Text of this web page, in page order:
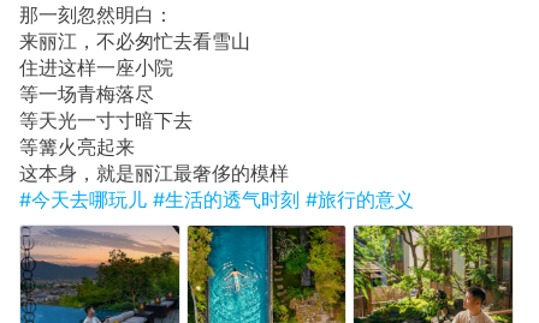
那一刻忽然明白：
来丽江，不必匆忙去看雪山
住进这样一座小院
等一场青梅落尽
等天光一寸寸暗下去
等篝火亮起来
这本身，就是丽江最奢侈的模样
#今天去哪玩儿 #生活的透气时刻 #旅行的意义